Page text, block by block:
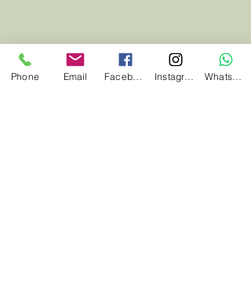
Phone Email